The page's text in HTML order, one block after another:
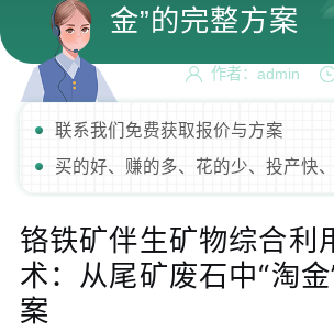
金”的完整方案
作者：admin
联系我们免费获取报价与方案
买的好、赚的多、花的少、投产快
铬铁矿伴生矿物综合利
术：从尾矿废石中“淘
案